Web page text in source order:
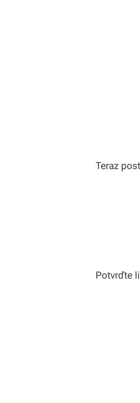
Teraz
Potvrďte